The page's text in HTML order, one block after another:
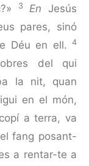
3 En Jesús
pares, sinó
Déu en ell. 4
del qui
la nit, quan
en el món,
a terra, va
fang posant-
a rentar-te a